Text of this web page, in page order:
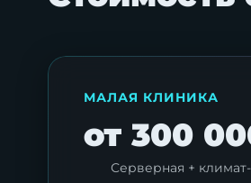
МАЛАЯ КЛИНИКА
от 300
Серверная +